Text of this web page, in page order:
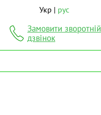
Укр рус
Замовити зворотній
дзвінок